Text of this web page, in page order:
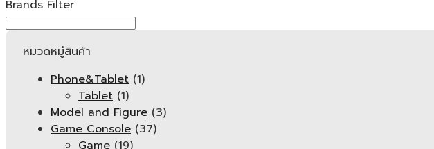
Brands Filter
หมวดหมู่สินค้า
Phone&Tablet (1)
Tablet (1)
Model and Figure (3)
Game Console (37)
Game (19)